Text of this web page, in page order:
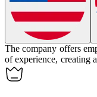
The company offers
of experience, creating